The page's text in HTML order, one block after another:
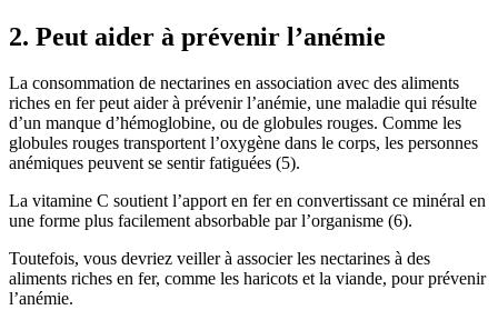
2. Peut aider à prévenir l’anémie
La consommation de nectarines en association avec des aliments
riches en fer peut aider à prévenir l’anémie, une maladie qui résulte
d’un manque d’hémoglobine, ou de globules rouges. Comme les
globules rouges transportent l’oxygène dans le corps, les personnes
anémiques peuvent se sentir fatiguées (5).
La vitamine C soutient l’apport en fer en convertissant ce minéral en
une forme plus facilement absorbable par l’organisme (6).
Toutefois, vous devriez veiller à associer les nectarines à des
aliments riches en fer, comme les haricots et la viande, pour prévenir
l’anémie.